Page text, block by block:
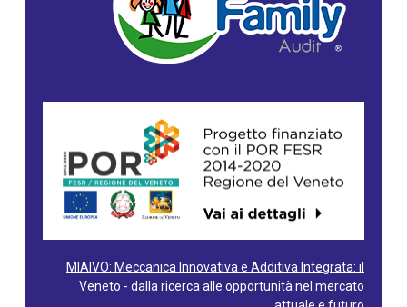
MIAIVO: Meccanica Innovativa e Additiva Integrata: il
Veneto - dalla ricerca alle opportunità nel mercato